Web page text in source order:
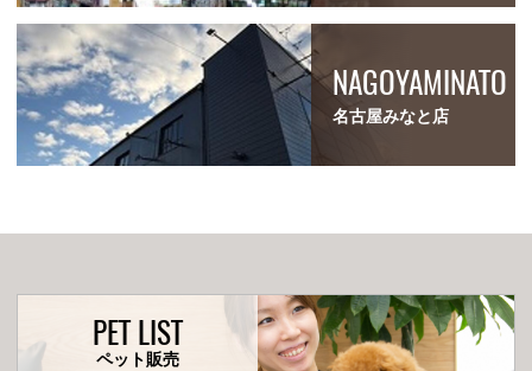
NAGOYAMINATO
名古屋みなと店
PET LIST
ペット販売